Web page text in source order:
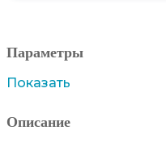
Параметры
Показать
Описание